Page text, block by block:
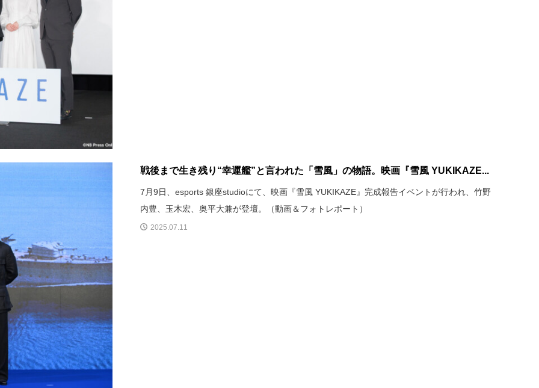
戦後まで生き残り“幸運艦”と言われた「雪風」の物語。映画『雪風 YUKIKAZE...
7月9日、esports 銀座studioにて、映画『雪風 YUKIKAZE』完成報告イベントが行われ、竹野
内豊、玉木宏、奥平大兼が登壇。（動画＆フォトレポート）
2025.07.11